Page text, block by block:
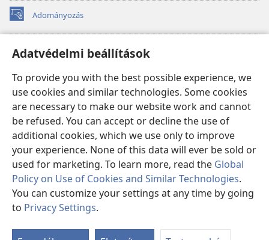
Adatvédelmi beállítások
To provide you with the best possible experience, we
use cookies and similar technologies. Some cookies
are necessary to make our website work and cannot
be refused. You can accept or decline the use of
additional cookies, which we use only to improve
your experience. None of this data will ever be sold or
used for marketing. To learn more, read the Global
Policy on Use of Cookies and Similar Technologies.
You can customize your settings at any time by going
to Privacy Settings.
Adományozás
(opens
new
Őrtorony ONLINE KÖNYVTÁR
(opens
window)JW Hub
(opens
new
window)JW Library
Watchtower Library
Copyright© 2026 Watch Tower Bible and Tract Society of Pennsylvania.
FELHASZNÁLÁSI FELTÉTELEK
ADATVÉDELMI BEÁLLÍTÁSOK